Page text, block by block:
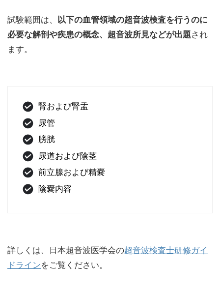
試験範囲は、 以下の血管領域の超音波検査を行うのに
必要な解剖や疾患の概念、超音波所見などが出題され
ます。
腎および腎盂
尿管
膀胱
尿道および陰茎
前立腺および精嚢
陰嚢内容
詳しくは、日本超音波医学会の超音波検査士研修ガイ
ドラインをご覧ください。